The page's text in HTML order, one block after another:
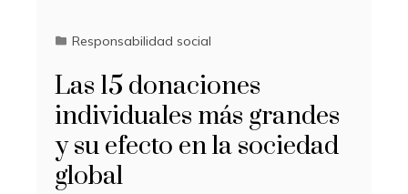
Responsabilidad social
Las 15 donaciones
individuales más grandes
y su efecto en la sociedad
global